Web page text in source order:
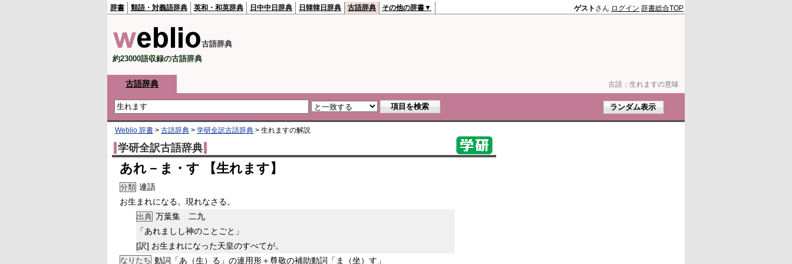
古語： 生れますの意味
辞書 類語・対義語辞典 英和・和英辞典 日中中日辞典 日韓韓日辞典 古語辞典 その他の辞書▼ ゲスト さん ログイン 辞書総合TOP
古語辞典
約23000語収録の古語辞典
古語辞典
Weblio 辞書 > 古語辞典 > 学研全訳古語辞典 > 生れますの解説
学研全訳古語辞典
あれ－ま・す 【生れます】
分類 連語
お生まれになる。現れなさる。
出典 万葉集 二九
「あれましし神のことごと」
[訳] お生まれになった天皇のすべてが。
なりたち 動詞「あ（生）る」の連用形＋尊敬の補助動詞「ま（坐）す」